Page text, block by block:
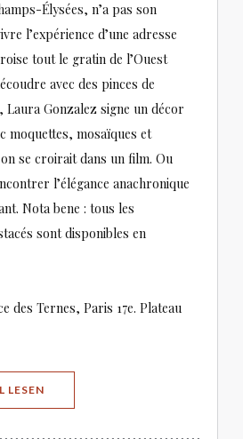
Élysées, n’a pas son
l’expérience d’une adresse
tout le gratin de l’Ouest
avec des pinces de
Laura Gonzalez signe un décor
moquettes, mosaïques et
se croirait dans un film. Ou
l’élégance anachronique
Nota bene : tous les
sont disponibles en
des Ternes, Paris 17e. Plateau
LESEN